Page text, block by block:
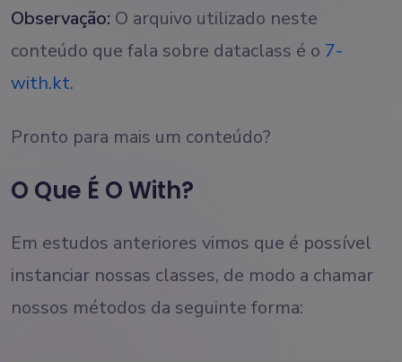
Observação: O arquivo utilizado neste
conteúdo que fala sobre dataclass é o 7-
with.kt.
Pronto para mais um conteúdo?
O Que É O With?
Em estudos anteriores vimos que é possível
instanciar nossas classes, de modo a chamar
nossos métodos da seguinte forma: